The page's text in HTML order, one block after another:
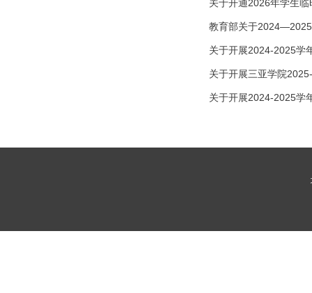
关于开通2026年学生
教育部关于
关于开展2024-2025学
关于开展三亚学院
关于开展2024-2025学